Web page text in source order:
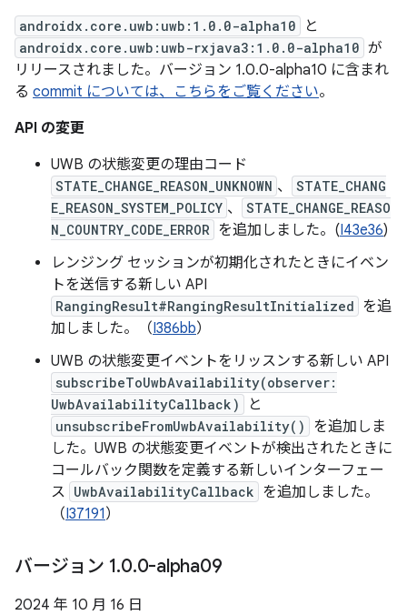
androidx.core.uwb:uwb:1.0.0-alpha10 と
androidx.core.uwb:uwb-rxjava3:1.0.0-alpha10 が
リリースされました。バージョン 1.0.0-alpha10 に含まれ
る commit については、こちらをご覧ください。
API の変更
UWB の状態変更の理由コード
STATE_CHANGE_REASON_UNKNOWN 、
STATE_CHANG
E_REASON_SYSTEM_POLICY 、
STATE_CHANGE_REASO
N_COUNTRY_CODE_ERROR を追加しました。(I43e36)
レンジング セッションが初期化されたときにイベン
トを送信する新しい API
RangingResult#RangingResultInitialized を追
加しました。（I386bb）
UWB の状態変更イベントをリッスンする新しい API
subscribeToUwbAvailability(observer:
UwbAvailabilityCallback)
と
unsubscribeFromUwbAvailability()
を追加しま
した。UWB の状態変更イベントが検出されたときに
コールバック関数を定義する新しいインターフェー
ス UwbAvailabilityCallback を追加しました。
（I37191）
バージョン 1.0.0-alpha09
2024 年 10 月 16 日